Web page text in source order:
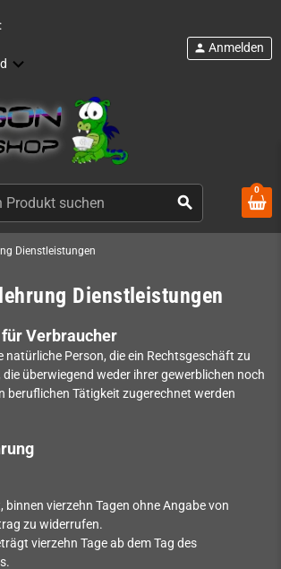
search
person Anmelden
0
Dienstleistungen
Dienstleistungen
Verbraucher
natürliche Person, die ein Rechtsgeschäft zu
überwiegend weder ihrer gewerblichen noch
beruflichen Tätigkeit zugerechnet werden
binnen vierzehn Tagen ohne Angabe von
zu widerrufen.
vierzehn Tage ab dem Tag des